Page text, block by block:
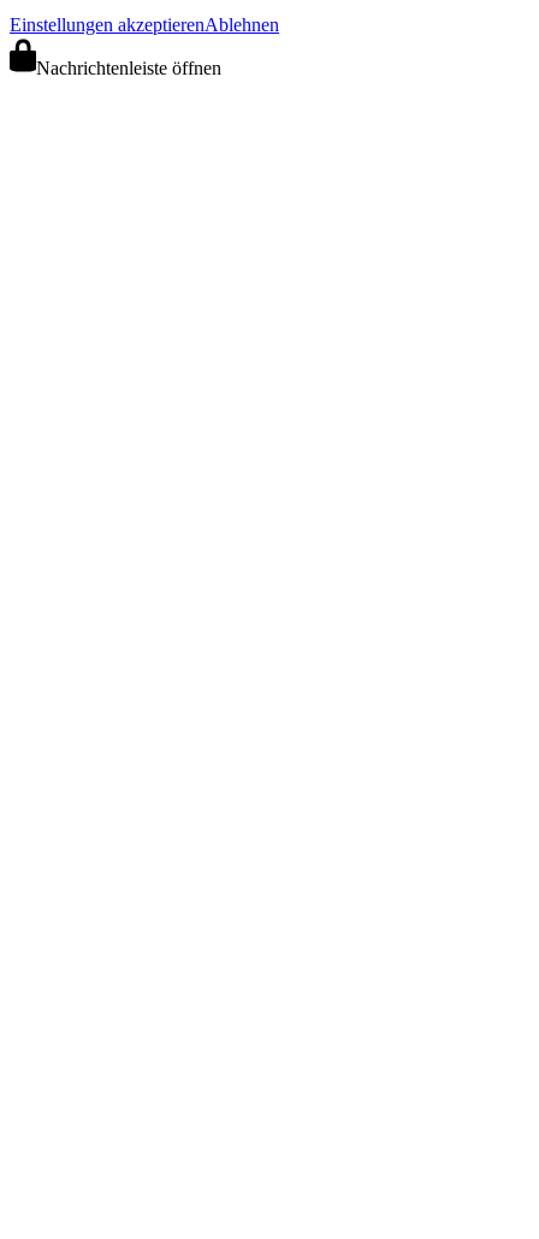
Einstellungen akzeptierenAblehnen
Nachrichtenleiste öffnen